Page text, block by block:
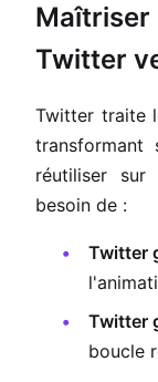
Maîtriser
Twitter
Twitter traite
transformant
réutiliser sur
besoin de :
Twitter
Twitter
boucle